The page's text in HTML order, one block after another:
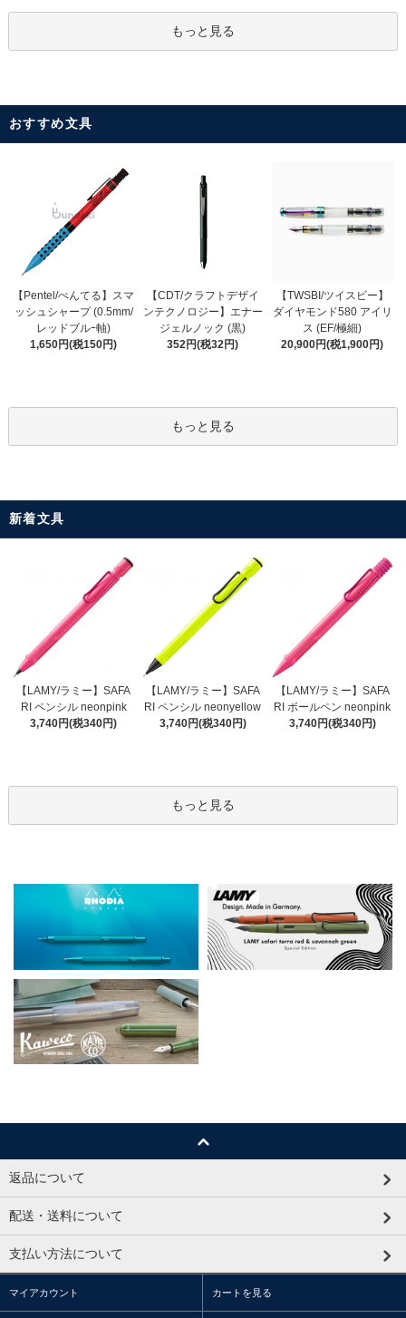
もっと見る
おすすめ文具
【Pentel/ぺんてる】スマ
ッシュシャープ (0.5mm/
レッドブルｰ軸)
1,650円(税150円)
【CDT/クラフトデザイ
ンテクノロジー】エナー
ジェルノック (黒)
352円(税32円)
【TWSBI/ツイスビー】
ダイヤモンド580 アイリ
ス (EF/極細)
20,900円(税1,900円)
もっと見る
新着文具
【LAMY/ラミー】SAFA
RI ペンシル neonpink
3,740円(税340円)
【LAMY/ラミー】SAFA
RI ペンシル neonyellow
3,740円(税340円)
【LAMY/ラミー】SAFA
RI ボールペン neonpink
3,740円(税340円)
もっと見る
返品について
配送・送料について
支払い方法について
マイアカウント カートを見る